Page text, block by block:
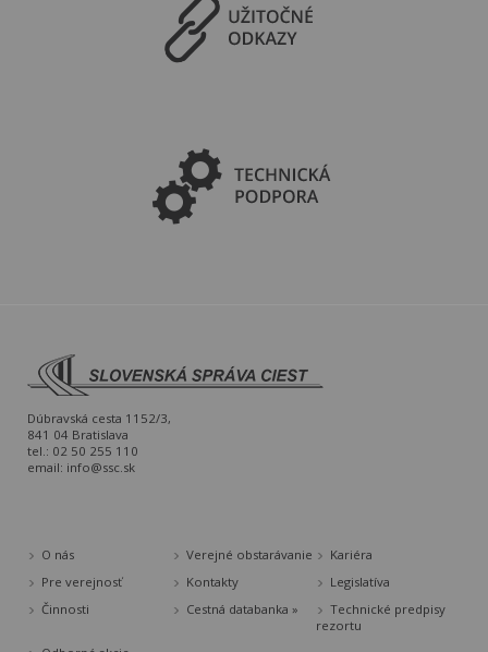
Dúbravská cesta 1152/3,
841 04 Bratislava
tel.: 02 50 255 110
email: info@ssc.sk
O nás Verejné obstarávanie
Kariéra
Pre verejnosť
Kontakty
Legislatíva
Činnosti
Cestná databanka »
Technické predpisy
rezortu